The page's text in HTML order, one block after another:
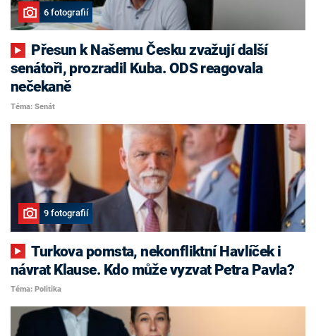
6 fotografií
senátoři, prozradil Kuba. ODS reagovala
nečekaně
Téma: Senát
9 fotografií
Turkova pomsta, nekonfliktní Havlíček i
návrat Klause. Kdo může vyzvat Petra Pavla?
Téma: Politika